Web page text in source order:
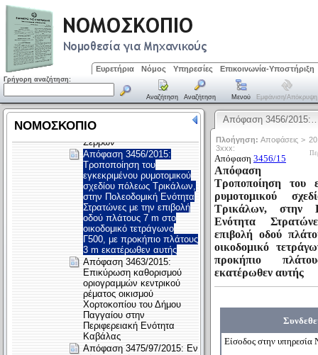
Ευρετήρια Νόμος Υπηρεσίες Επικοινωνία-Υποστήριξη
Γρήγορη αναζήτηση:
Αναζήτηση Αναζήτηση Μενού Εμφάνιση/απόκρυψη
Απόφαση 3456/